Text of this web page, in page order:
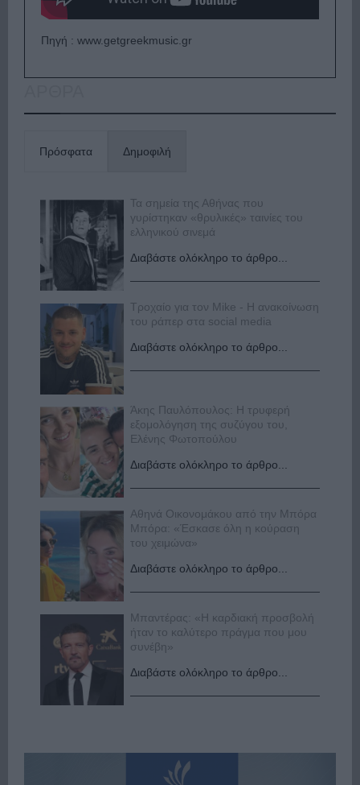
Πηγή : www.getgreekmusic.gr
Πρόσφατα Δημοφιλή
Τα σημεία της Αθήνας που
γυρίστηκαν «θρυλικές» ταινίες του
ελληνικού σινεμά
Διαβάστε ολόκληρο το άρθρο...
Τροχαίο για τον Mike - Η ανακοίνωση
του ράπερ στα social media
Διαβάστε ολόκληρο το άρθρο...
Άκης Παυλόπουλος: Η τρυφερή
εξομολόγηση της συζύγου του,
Ελένης Φωτοπούλου
Διαβάστε ολόκληρο το άρθρο...
Αθηνά Οικονομάκου από την Μπόρα
Μπόρα: «Έσκασε όλη η κούραση
του χειμώνα»
Διαβάστε ολόκληρο το άρθρο...
Μπαντέρας: «Η καρδιακή προσβολή
ήταν το καλύτερο πράγμα που μου
συνέβη»
Διαβάστε ολόκληρο το άρθρο...